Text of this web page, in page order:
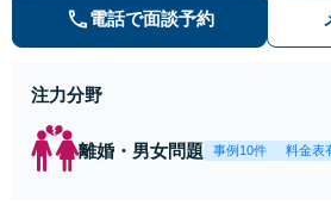
き寝入り
ご相談く
電話で面談予約
注力分野
離婚・男女問題 事例10件 料金表